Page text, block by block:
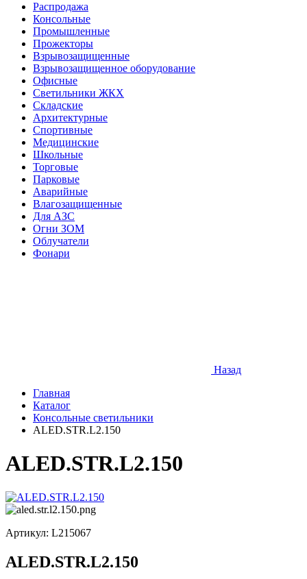
Распродажа
Консольные
Промышленные
Прожекторы
Взрывозащищенные
Взрывозащищенное оборудование
Офисные
Cветильники ЖКХ
Складские
Архитектурные
Спортивные
Медицинские
Школьные
Торговые
Парковые
Аварийные
Влагозащищенные
Для АЗС
Огни ЗОМ
Облучатели
Фонари
Назад
Главная
Каталог
Консольные светильники
ALED.STR.L2.150
ALED.STR.L2.150
Артикул: L215067
ALED.STR.L2.150